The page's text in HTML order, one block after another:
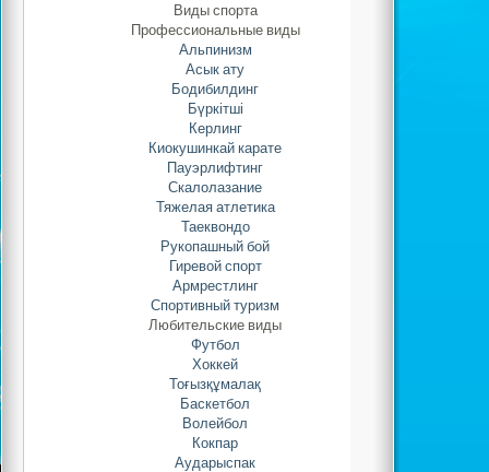
Виды спорта
Профессиональные виды
Альпинизм
Асык ату
Бодибилдинг
Бүркітші
Керлинг
Киокушинкай карате
Пауэрлифтинг
Скалолазание
Тяжелая атлетика
Таеквондо
Рукопашный бой
Гиревой спорт
Армрестлинг
Спортивный туризм
Любительские виды
Футбол
Хоккей
Тоғызқұмалақ
Баскетбол
Волейбол
Кокпар
Аударыспак